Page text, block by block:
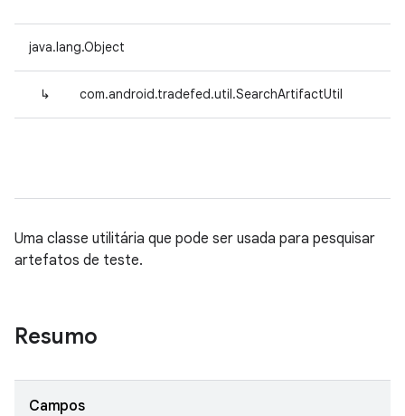
java.lang.Object
↳ com.android.tradefed.util.SearchArtifactUtil
Uma classe utilitária que pode ser usada para pesquisar
artefatos de teste.
Resumo
Campos